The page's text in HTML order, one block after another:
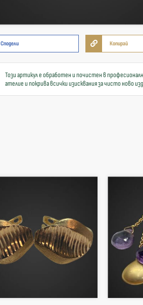
Сподели Копирай
Този артикул е обработен и почистен в
ателие и покрива всички изисквания за чисто ново